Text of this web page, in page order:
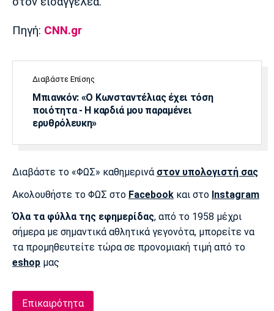
Πηγή: CNN.gr
Διαβάστε Επίσης
Μπιανκόν: «Ο Κωνσταντέλιας έχει τόση
ποιότητα - Η καρδιά μου παραμένει
ερυθρόλευκη»
Διαβάστε το «ΦΩΣ» καθημερινά στον υπολογιστή σας
Ακολουθήστε το ΦΩΣ στο Facebook και στο Instagram
Όλα τα φύλλα της εφημερίδας, από το 1958 μέχρι
σήμερα με σημαντικά αθλητικά γεγονότα, μπορείτε να
τα προμηθευτείτε τώρα σε προνομιακή τιμή από το
eshop μας
Επικαιρότητα